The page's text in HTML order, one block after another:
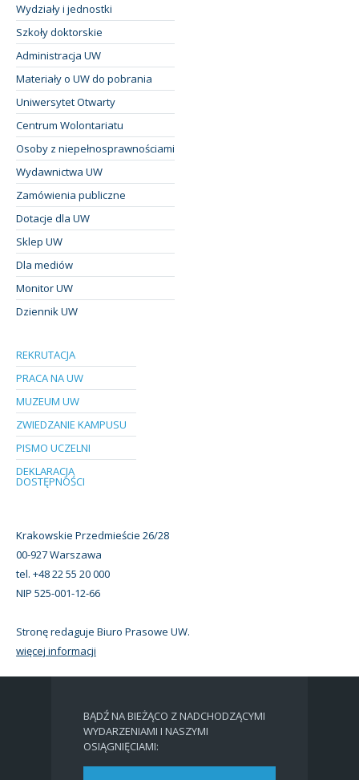
Wydziały i jednostki
Szkoły doktorskie
Administracja UW
Materiały o UW do pobrania
Uniwersytet Otwarty
Centrum Wolontariatu
Osoby z niepełnosprawnościami
Wydawnictwa UW
Zamówienia publiczne
Dotacje dla UW
Sklep UW
Dla mediów
Monitor UW
Dziennik UW
REKRUTACJA
PRACA NA UW
MUZEUM UW
ZWIEDZANIE KAMPUSU
PISMO UCZELNI
DEKLARACJA
DOSTĘPNOŚCI
Krakowskie Przedmieście 26/28
00-927 Warszawa
tel. +48 22 55 20 000
NIP 525-001-12-66
Stronę redaguje Biuro Prasowe UW.
więcej informacji
BĄDŹ NA BIEŻĄCO Z NADCHODZĄCYMI
WYDARZENIAMI I NASZYMI
OSIĄGNIĘCIAMI: